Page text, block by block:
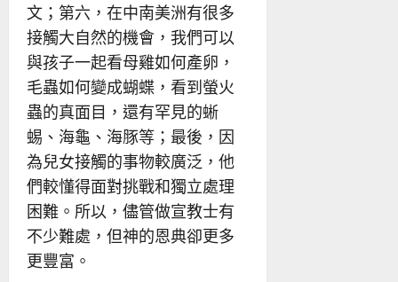
文；第六，在中南美洲有很多
接觸大自然的機會，我們可以
與孩子一起看母雞如何產卵，
毛蟲如何變成蝴蝶，看到螢火
蟲的真面目，還有罕見的蜥
蜴、海龜、海豚等；最後，因
為兒女接觸的事物較廣泛，他
們較懂得面對挑戰和獨立處理
困難。所以，儘管做宣教士有
不少難處，但神的恩典卻更多
更豐富。